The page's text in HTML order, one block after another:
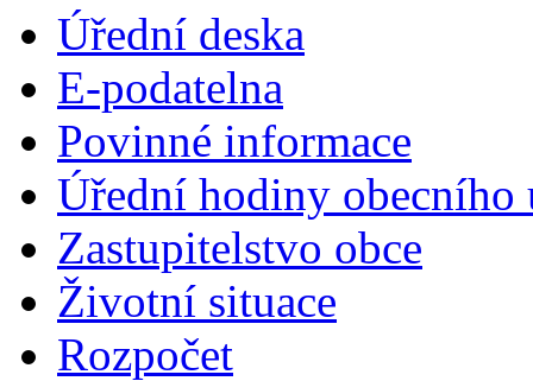
Úřední deska
E-podatelna
Povinné informace
Úřední hodiny obecního
Zastupitelstvo obce
Životní situace
Rozpočet